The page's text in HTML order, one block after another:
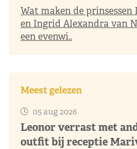
Wat maken de prinsessen
en Ingrid Alexandra van
een evenwi..
Meest gelezen
05 aug 2026
Leonor verrast met
outfit bij receptie